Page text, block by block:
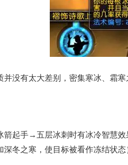
并没有太大差别，密集寒冰、霜
箭起手→五层冰刺时有冰冷智慧
深冬之寒，使目标被看作冻结状